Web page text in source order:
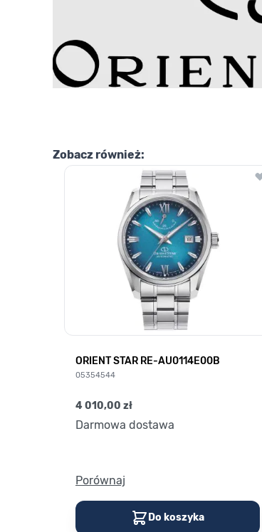
Zobacz również:
ORIENT STAR RE-AU0114E00B
05354544
4 010,00 zł
Darmowa dostawa
Porównaj
Do koszyka